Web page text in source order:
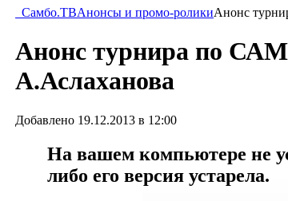
Самбо.ТВАнонсы и промо-роликиАнонс
Анонс турнира по
А.Аслаханова
Добавлено 19.12.2013 в 12:00
На вашем компьютере не
либо его версия устарела.